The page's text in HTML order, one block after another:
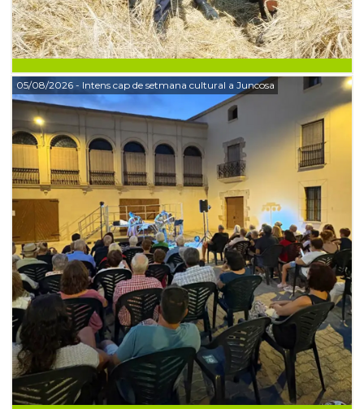
05/08/2026- Intens cap de setmana cultural a Juncosa